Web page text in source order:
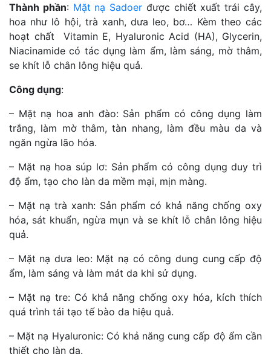
Thành phần: Mặt nạ Sadoer được chiết xuất trái cây,
hoa như lô hội, trà xanh, dưa leo, bơ… Kèm theo các
hoạt chất Vitamin E, Hyaluronic Acid (HA), Glycerin,
Niacinamide có tác dụng làm ẩm, làm sáng, mờ thâm,
se khít lỗ chân lông hiệu quả.
Công dụng:
– Mặt nạ hoa anh đào: Sản phẩm có công dụng làm
trắng, làm mờ thâm, tàn nhang, làm đều màu da và
ngăn ngừa lão hóa.
– Mặt nạ hoa súp lơ: Sản phẩm có công dụng duy trì
độ ẩm, tạo cho làn da mềm mại, mịn màng.
– Mặt nạ trà xanh: Sản phẩm có khả năng chống oxy
hóa, sát khuẩn, ngừa mụn và se khít lỗ chân lông hiệu
quả.
– Mặt nạ dưa leo: Mặt nạ có công dung cung cấp độ
ẩm, làm sáng và làm mát da khi sử dụng.
– Mặt nạ tre: Có khả năng chống oxy hóa, kích thích
quá trình tái tạo tế bào da hiệu quả.
– Mặt nạ Hyaluronic: Có khả năng cung cấp độ ẩm cần
thiết cho làn da.